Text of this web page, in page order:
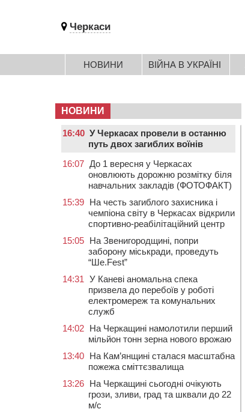
Черкаси
НОВИНИ ВІЙНА В УКРАЇНІ
НОВИНИ
16:40 У Черкасах провели в останню
путь двох загиблих воїнів
16:07 До 1 вересня у Черкасах
оновлюють дорожню розмітку біля
навчальних закладів (ФОТОФАКТ)
15:39 На честь загиблого захисника і
чемпіона світу в Черкасах відкрили
спортивно-реабілітаційний центр
15:05 На Звенигородщині, попри
заборону міськради, проведуть
“Ше.Fest”
14:31 У Каневі аномальна спека
призвела до перебоїв у роботі
електромереж та комунальних
служб
14:02 На Черкащині намолотили перший
мільйон тонн зерна нового врожаю
13:40 На Кам’янщині сталася масштабна
пожежа сміттєзвалища
13:26 На Черкащині сьогодні очікують
грози, зливи, град та шквали до 22
м/с